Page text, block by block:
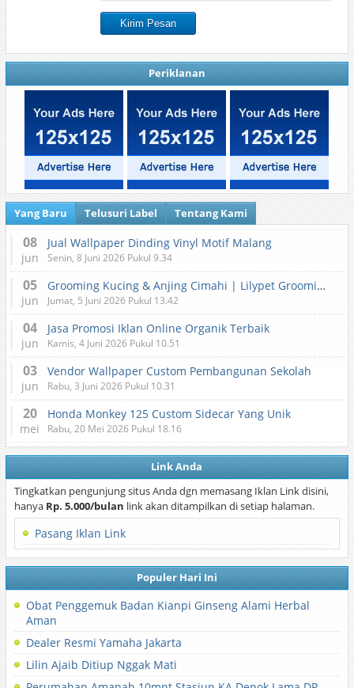
Periklanan
Yang Baru Telusuri Label Tentang Kami
08
jun
Jual Wallpaper Dinding Vinyl Motif Malang
Senin, 8 Juni 2026 Pukul 9.34
05
jun
Grooming Kucing & Anjing Cimahi | Lilypet Grooming & Pet Hotel
Jumat, 5 Juni 2026 Pukul 13.42
04
jun
Jasa Promosi Iklan Online Organik Terbaik
Kamis, 4 Juni 2026 Pukul 10.51
03
jun
Vendor Wallpaper Custom Pembangunan Sekolah
Rabu, 3 Juni 2026 Pukul 10.31
20
mei
Honda Monkey 125 Custom Sidecar Yang Unik
Rabu, 20 Mei 2026 Pukul 18.16
Link Anda
Tingkatkan pengunjung situs Anda dgn memasang Iklan Link disini,
hanya Rp. 5.000/bulan link akan ditampilkan di setiap halaman.
Pasang Iklan Link
Populer Hari Ini
Obat Penggemuk Badan Kianpi Ginseng Alami Herbal
Aman
Dealer Resmi Yamaha Jakarta
Lilin Ajaib Ditiup Nggak Mati